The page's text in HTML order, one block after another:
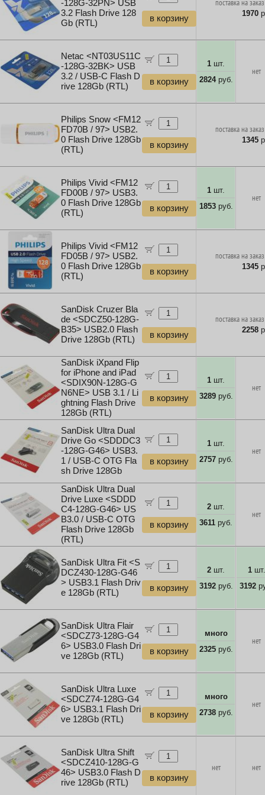
-128G-32PN> USB
3.2 Flash Drive 128
Gb (RTL)
в корзину
поставка на
1970
Netac <NT03US11C
-128G-32BK> USB
3.2 / USB-C Flash D
rive 128Gb (RTL)
в корзину
1 шт.
2824руб.
нет
Philips Snow <FM12
FD70B / 97> USB2.
0 Flash Drive 128Gb
(RTL)
в корзину
поставка на
1345
Philips Vivid <FM12
FD00B / 97> USB3.
0 Flash Drive 128Gb
(RTL)
в корзину
1 шт.
1853руб.
нет
Philips Vivid <FM12
FD05B / 97> USB2.
0 Flash Drive 128Gb
(RTL)
в корзину
поставка на
1345
SanDisk Cruzer Bla
de <SDCZ50-128G-
B35> USB2.0 Flash
Drive 128Gb (RTL)
в корзину
поставка на
2258
SanDisk iXpand Flip
for iPhone and iPad
<SDIX90N-128G-G
N6NE> USB 3.1 / Li
ghtning Flash Drive
128Gb (RTL)
в корзину
1 шт.
3289руб.
нет
SanDisk Ultra Dual
Drive Go <SDDDC3
-128G-G46> USB3.
1 / USB-C OTG Fla
sh Drive 128Gb
в корзину
1 шт.
2757руб.
нет
SanDisk Ultra Dual
Drive Luxe <SDDD
C4-128G-G46> US
B3.0 / USB-C OTG
Flash Drive 128Gb
(RTL)
в корзину
2 шт.
3611 руб.
нет
SanDisk Ultra Fit <S
DCZ430-128G-G46
> USB3.1 Flash Driv
e 128Gb (RTL)
в корзину
2 шт.
3192руб.
1шт.
3192
SanDisk Ultra Flair
<SDCZ73-128G-G4
6> USB3.0 Flash Dri
ve 128Gb (RTL)
в корзину
много
2325руб.
нет
SanDisk Ultra Luxe
<SDCZ74-128G-G4
6> USB3.1 Flash Dri
ve 128Gb (RTL)
в корзину
много
2738руб.
нет
SanDisk Ultra Shift
<SDCZ410-128G-G
46> USB3.0 Flash D
rive 128Gb (RTL)
в корзину
нет нет